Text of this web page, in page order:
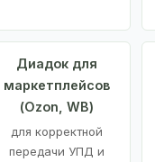
Диадок для
маркетплейсов
(Ozon, WB)
для корректной
передачи УПД и